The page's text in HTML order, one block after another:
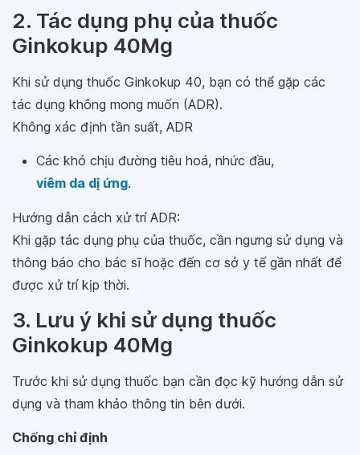
2. Tác dụng phụ của thuốc
Ginkokup 40Mg
Khi sử dụng thuốc Ginkokup 40, bạn có thể gặp các
tác dụng không mong muốn (ADR).
Không xác định tần suất, ADR
Các khó chịu đường tiêu hoá, nhức đầu,
viêm da dị ứng.
Hướng dẫn cách xử trí ADR:
Khi gặp tác dụng phụ của thuốc, cần ngưng sử dụng và
thông báo cho bác sĩ hoặc đến cơ sở y tế gần nhất để
được xử trí kịp thời.
3. Lưu ý khi sử dụng thuốc
Ginkokup 40Mg
Trước khi sử dụng thuốc bạn cần đọc kỹ hướng dẫn sử
dụng và tham khảo thông tin bên dưới.
Chống chỉ định